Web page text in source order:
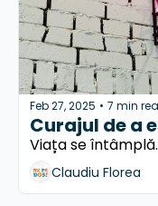
Feb 27, 2025 • 7 min
Curajul de a
Viața se
Claudiu Florea